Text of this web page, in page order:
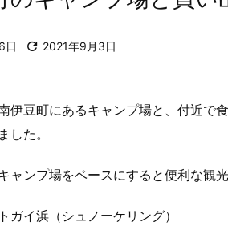
日  2021年9月3日
伊豆町にあるキャンプ場と、付近で
した。
ャンプ場をベースにすると便利な観
ガイ浜（シュノーケリング）